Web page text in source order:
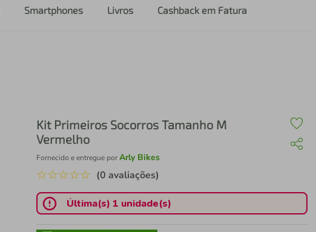
Smartphones Livros Cashback em Fatura
Kit Primeiros Socorros Tamanho M
Vermelho
Fornecido e entregue porArly Bikes
☆☆☆☆☆ (0 avaliações)
Última(s) 1 unidade(s)